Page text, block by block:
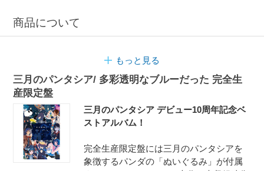
商品について
もっと見る
三月のパンタシア/ 多彩透明なブルーだった 完全生
産限定盤
三月のパンタシア デビュー10周年記念ベ
ストアルバム！
完全生産限定盤には三月のパンタシアを
象徴するパンダの「ぬいぐるみ」が付属